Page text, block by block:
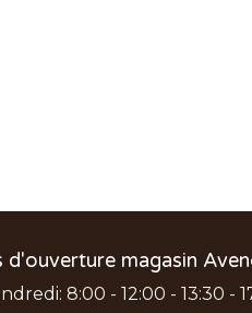
d'ouverture magasin
8:00 - 12:00 - 13:30 -